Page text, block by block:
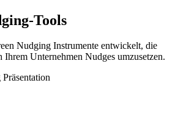
Tools
Nudging Instrumente entwickelt, die
Ihrem Unternehmen Nudges umzusetzen.